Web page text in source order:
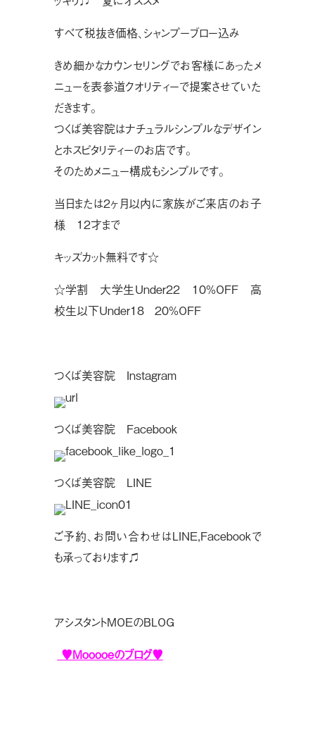
すべて税抜き価格、シャンプーブロー込み
きめ細かなカウンセリングでお客様にあったメ
ニューを表参道クオリティーで提案させていた
だきます。
つくば美容院はナチュラルシンプルなデザイン
とホスピタリティーのお店です。
そのためメニュー構成もシンプルです。
当日または２ヶ月以内に家族がご来店のお子
様 １２才まで
キッズカット無料です☆
☆学割 大学生Under22 10%OFF 高
校生以下Under18 20%OFF
つくば美容院 Instagram
つくば美容院 Facebook
つくば美容院 LINE
ご予約、お問い合わせはLINE,Facebookで
も承っております♫
アシスタントMOEのBLOG
♥Mooooeのブログ♥